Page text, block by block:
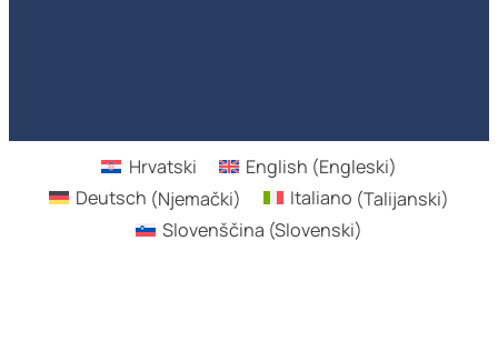
Hrvatski English (Engleski)
Deutsch (Njemački) Italiano (Talijanski)
Slovenščina (Slovenski)